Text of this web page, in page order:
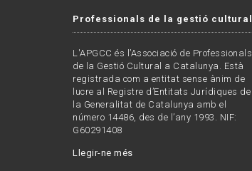
Professionals de la gestió cultural
L'APGCC és l’Associació de Professionals
de la Gestió Cultural a Catalunya. Està
registrada com a entitat sense ànim de
lucre al Registre d’Entitats Jurídiques de
la Generalitat de Catalunya amb el
número 14486, des de l’any 1993. NIF:
G60291408
Llegir-ne més